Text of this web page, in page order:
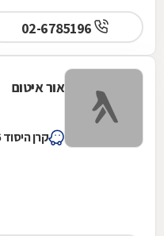
02-6785196
אור איטום
קרן היסוד 6, ירושלים